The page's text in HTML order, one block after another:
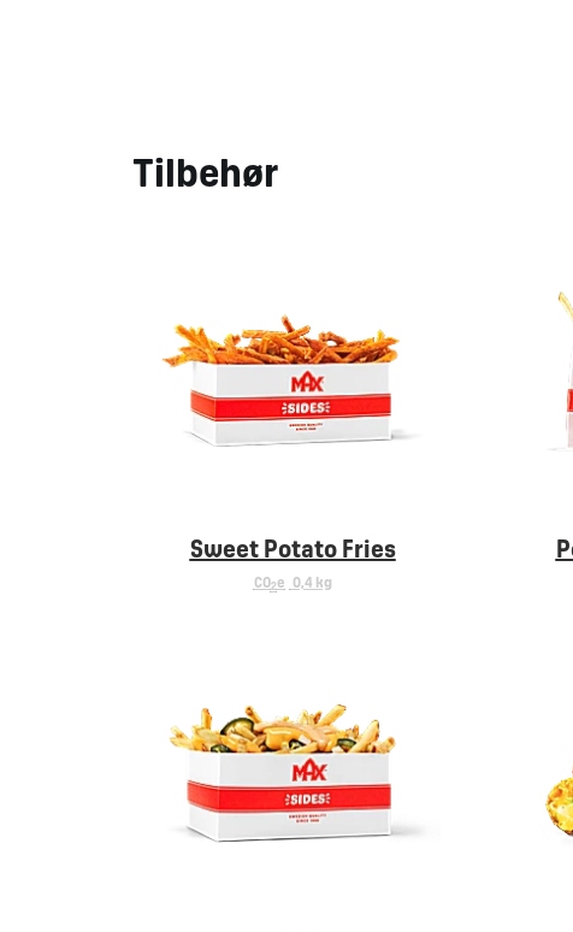
Tilbehør
Sweet Potato Fries
CO2e 0,4 kg